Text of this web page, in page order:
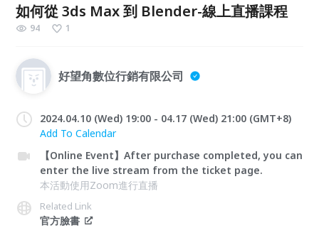
如何從 3ds Max 到 Blender-線上直播課程
94 1
好望角數位行銷有限公司
2024.04.10 (Wed) 19:00 - 04.17 (Wed) 21:00 (GMT+8)
Add To Calendar
【Online Event】After purchase completed, you can
enter the live stream from the ticket page.
本活動使用Zoom進行直播
Related Link
官方臉書